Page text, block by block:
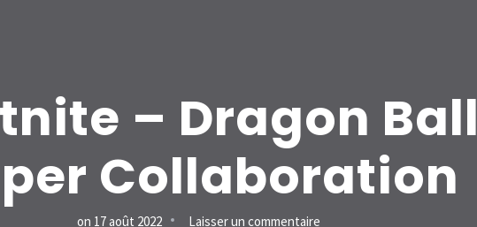
– Dragon Ball
Collaboration
on 17 août 2022 Laisser un commentairesur